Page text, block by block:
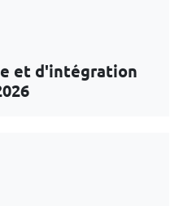
et d'intégration